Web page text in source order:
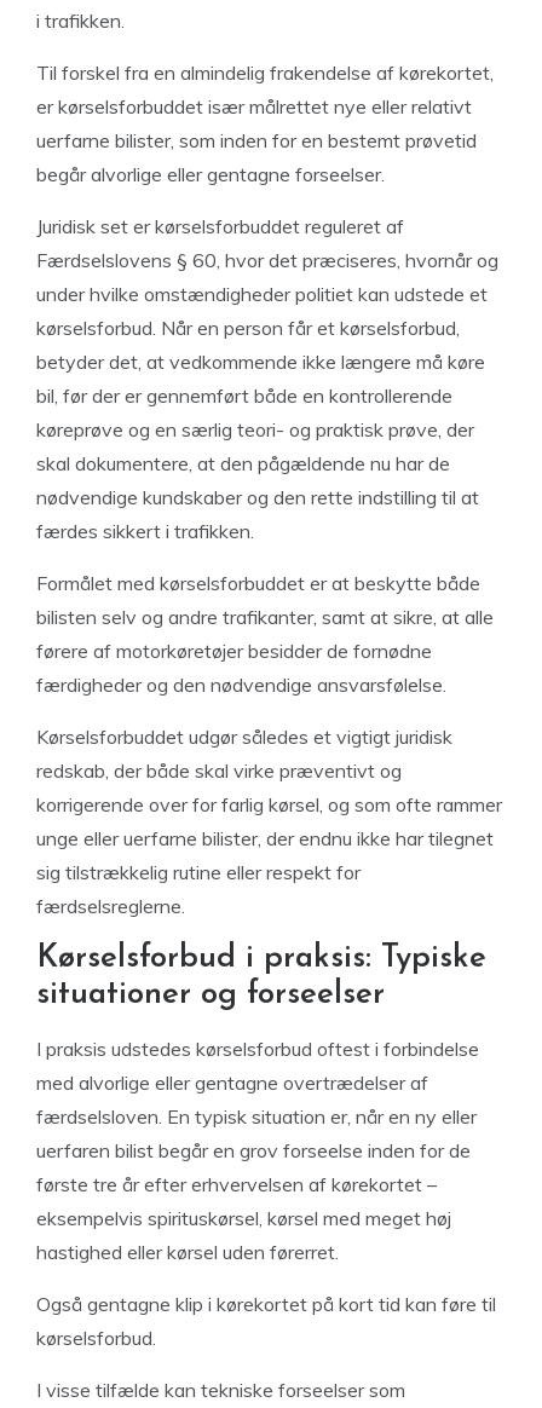
i trafikken.
Til forskel fra en almindelig frakendelse af kørekortet,
er kørselsforbuddet især målrettet nye eller relativt
uerfarne bilister, som inden for en bestemt prøvetid
begår alvorlige eller gentagne forseelser.
Juridisk set er kørselsforbuddet reguleret af
Færdselslovens § 60, hvor det præciseres, hvornår og
under hvilke omstændigheder politiet kan udstede et
kørselsforbud. Når en person får et kørselsforbud,
betyder det, at vedkommende ikke længere må køre
bil, før der er gennemført både en kontrollerende
køreprøve og en særlig teori- og praktisk prøve, der
skal dokumentere, at den pågældende nu har de
nødvendige kundskaber og den rette indstilling til at
færdes sikkert i trafikken.
Formålet med kørselsforbuddet er at beskytte både
bilisten selv og andre trafikanter, samt at sikre, at alle
førere af motorkøretøjer besidder de fornødne
færdigheder og den nødvendige ansvarsfølelse.
Kørselsforbuddet udgør således et vigtigt juridisk
redskab, der både skal virke præventivt og
korrigerende over for farlig kørsel, og som ofte rammer
unge eller uerfarne bilister, der endnu ikke har tilegnet
sig tilstrækkelig rutine eller respekt for
færdselsreglerne.
Kørselsforbud i praksis: Typiske
situationer og forseelser
I praksis udstedes kørselsforbud oftest i forbindelse
med alvorlige eller gentagne overtrædelser af
færdselsloven. En typisk situation er, når en ny eller
uerfaren bilist begår en grov forseelse inden for de
første tre år efter erhvervelsen af kørekortet –
eksempelvis spirituskørsel, kørsel med meget høj
hastighed eller kørsel uden førerret.
Også gentagne klip i kørekortet på kort tid kan føre til
kørselsforbud.
I visse tilfælde kan tekniske forseelser som